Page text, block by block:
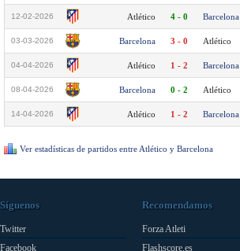
12-02-2026 Atlético 4 - 0 Barcelona
03-03-2026 Barcelona 3 - 0 Atlético
04-04-2026 Atlético 1 - 2 Barcelona
08-04-2026 Barcelona 0 - 2 Atlético
14-04-2026 Atlético 1 - 2 Barcelona
Ver estadísticas de partidos entre Atlético y Barcelona
Síguenos
Twitter
Facebook
Recomendamos
Forza Atleti
Flashscore.es